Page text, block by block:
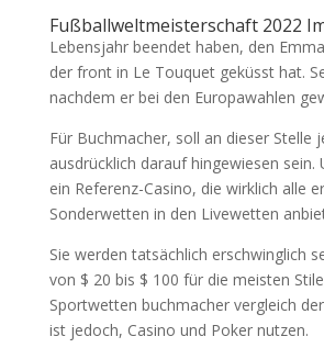
Fußballweltmeisterschaft 2022
Lebensjahr beendet haben, den
der front in Le Touquet geküsst hat.
nachdem er bei den Europawahlen
Für Buchmacher, soll an dieser Stelle
ausdrücklich darauf hingewiesen sein.
ein Referenz-Casino, die wirklich alle
Sonderwetten in den Livewetten
Sie werden tatsächlich erschwinglich
von $ 20 bis $ 100 für die meisten
Sportwetten buchmacher vergleich
ist jedoch, Casino und Poker nutzen.